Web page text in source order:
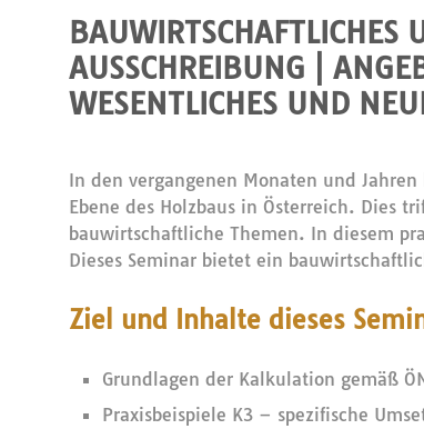
BAUWIRTSCHAFTLICHES
AUSSCHREIBUNG |
WESENTLICHES UND
In den vergangenen Monaten und
Ebene des Holzbaus in Österreich. Dies
bauwirtschaftliche Themen. In diesem
Dieses Seminar bietet ein
Ziel und Inhalte dieses
Grundlagen der Kalkulation gemäß
Praxisbeispiele K3 – spezifische